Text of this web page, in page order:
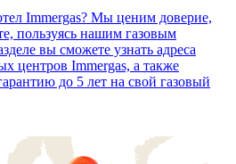
Immergas? Мы ценим доверие,
пользуясь нашим газовым
вы сможете узнать адреса
центров Immergas, а также
до 5 лет на свой газовый